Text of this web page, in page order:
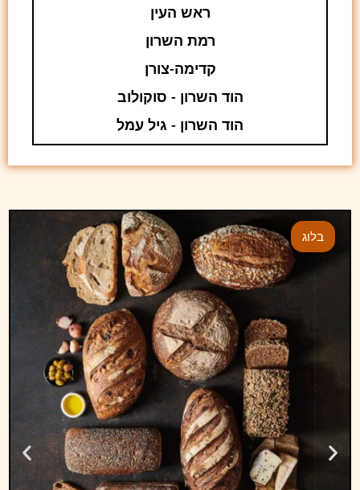
ראש העין
רמת השרון
קדימה-צורן
הוד השרון - סוקולוב
הוד השרון - גיל עמל
בלוג